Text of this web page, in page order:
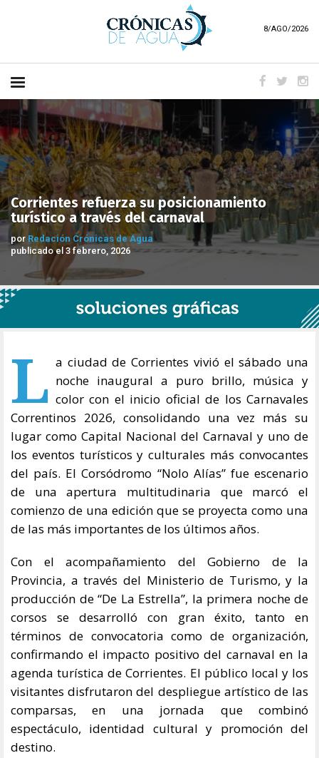
8/AGO/2026
Corrientes refuerza su posicionamiento
turístico a través del carnaval
por Redación Crónicas de Agua
publicado el 3 febrero, 2026
L a ciudad de Corrientes vivió el sábado una
noche inaugural a puro brillo, música y
color con el inicio oficial de los Carnavales
Correntinos 2026, consolidando una vez más su
lugar como Capital Nacional del Carnaval y uno de
los eventos turísticos y culturales más convocantes
del país. El Corsódromo “Nolo Alías” fue escenario
de una apertura multitudinaria que marcó el
comienzo de una edición que se proyecta como una
de las más importantes de los últimos años.
Con el acompañamiento del Gobierno de la
Provincia, a través del Ministerio de Turismo, y la
producción de “De La Estrella”, la primera noche de
corsos se desarrolló con gran éxito, tanto en
términos de convocatoria como de organización,
confirmando el impacto positivo del carnaval en la
agenda turística de Corrientes. El público local y los
visitantes disfrutaron del despliegue artístico de las
comparsas, en una jornada que combinó
espectáculo, identidad cultural y promoción del
destino.